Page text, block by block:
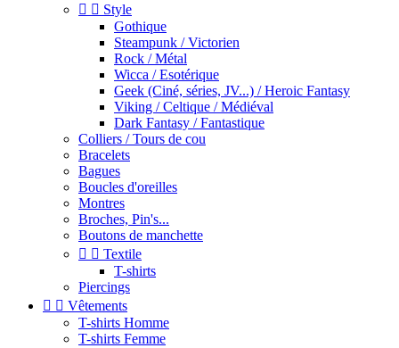
  Style
Gothique
Steampunk / Victorien
Rock / Métal
Wicca / Esotérique
Geek (Ciné, séries, JV...) / Heroic Fantasy
Viking / Celtique / Médiéval
Dark Fantasy / Fantastique
Colliers / Tours de cou
Bracelets
Bagues
Boucles d'oreilles
Montres
Broches, Pin's...
Boutons de manchette
  Textile
T-shirts
Piercings
  Vêtements
T-shirts Homme
T-shirts Femme